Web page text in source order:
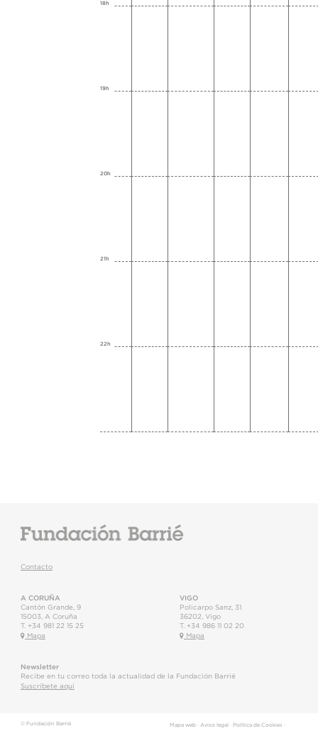
18h
19h
20h
21h
22h
Contacto
A CORUÑA
Cantón Grande, 9
15003
A Coruña
T. +34 981 22 15 25
Mapa
VIGO
Policarpo Sanz, 31
36202 Vigo
T. +34 986 11 02 20
Mapa
Newsletter
Recibe en tu correo toda la actualidad de la Fundación Barrié
Suscríbete aquí
© Fundación Barrié Mapa web· Aviso legal · Política de Cookies ·